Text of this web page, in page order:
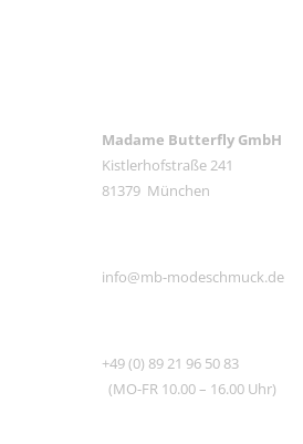
Madame Butterfly GmbH
Kistlerhofstraße 241
81379 München
info@mb-modeschmuck.de
+49 (0) 89 21 96 50 83
(MO-FR 10.00 – 16.00 Uhr)